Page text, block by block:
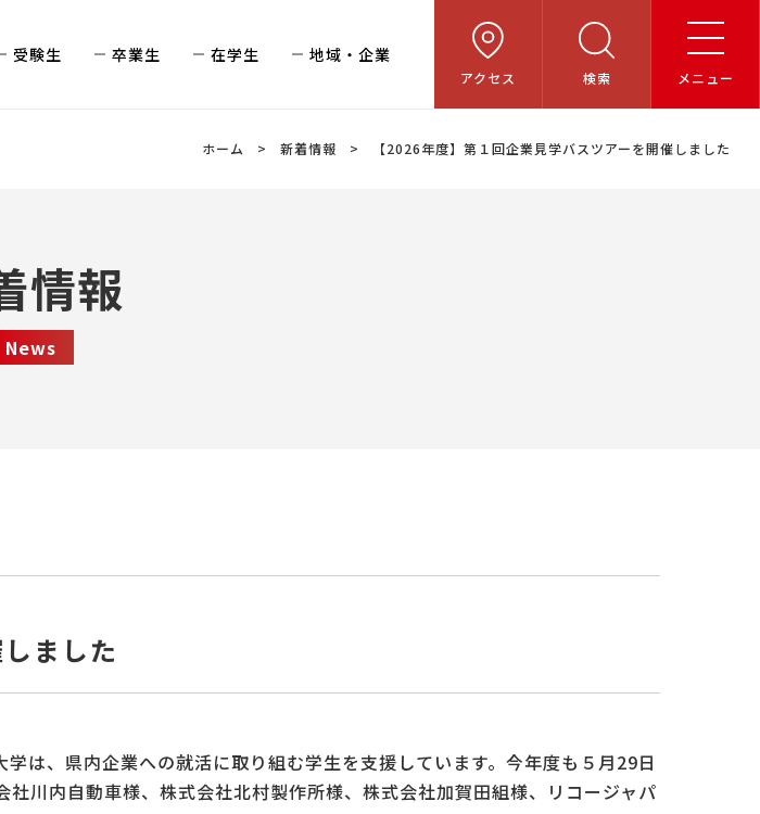
受験生 卒業生 在学生 地域・企業
アクセス 検索 メニュー
ホーム 新着情報 【2026年度】第１回企業見学バスツアーを開催しました
News
情報
ました
は、県内企業への就活に取り組む学生を支援しています。今年度も５月29日
川内自動車様、株式会社北村製作所様、株式会社加賀田組様、リコージャパ